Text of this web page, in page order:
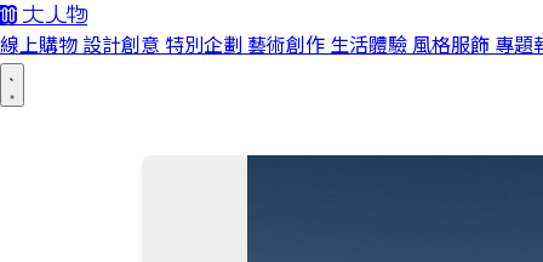
線上購物 設計創意 特別企劃 藝術創作 生活體驗 風格服飾 專題